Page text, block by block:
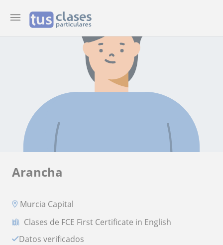
Arancha
Murcia Capital
Clases de FCE First Certificate in English
Datos verificados